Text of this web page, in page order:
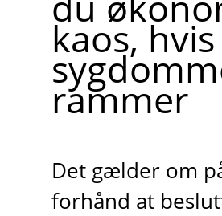
kaos, hvis
rammer
Det gælder om
forhånd at